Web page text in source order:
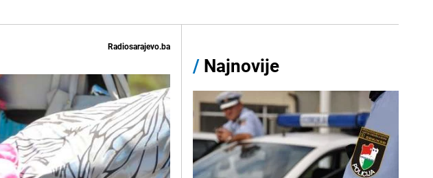
Radiosarajevo.ba
/ Najnovije